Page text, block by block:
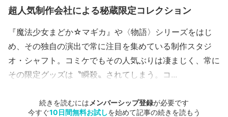
超人気制作会社による秘蔵限定コレクション
『魔法少女まどか☆マギカ』や〈物語〉シリーズをはじ
め、その独自の演出で常に注目を集めている制作スタジ
オ・シャフト。コミケでもその人気ぶりは凄まじく、常に
その限定グッズは〝瞬殺〟されてしまう。コ...
続きを読むには メンバーシップ登録が必要です
今すぐ10日間無料お試しを始めて記事の続きを読もう